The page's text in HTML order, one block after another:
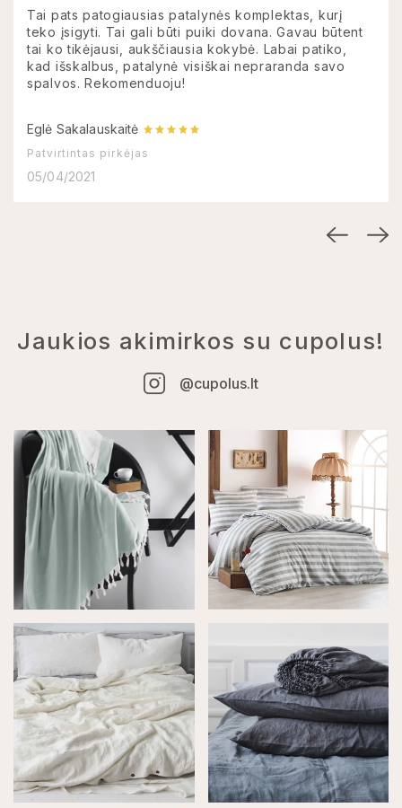
Tai pats patogiausias patalynės komplektas, kurį
teko įsigyti. Tai gali būti puiki dovana. Gavau būtent
tai ko tikėjausi, aukščiausia kokybė. Labai patiko,
kad išskalbus, patalynė visiškai nepraranda savo
spalvos. Rekomenduoju!
Eglė Sakalauskaitė
Patvirtintas pirkėjas
05/04/2021
Jaukios akimirkos su cupolus!
@cupolus.lt